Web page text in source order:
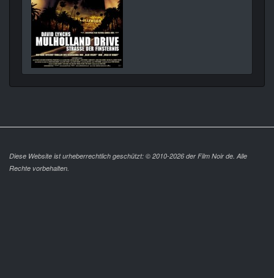
Diese Website ist urheberrechtlich geschützt: © 2010-2026 der Film Noir de. Alle
Rechte vorbehalten.